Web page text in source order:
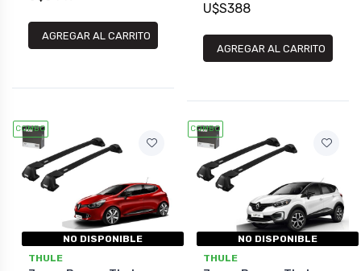
AGREGAR AL CARRITO
U$S388
AGREGAR AL CARRITO
COMBO
NO DISPONIBLE
THULE
COMBO
NO DISPONIBLE
THULE